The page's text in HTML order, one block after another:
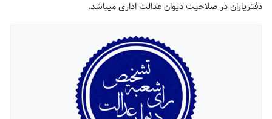
دفتریاران در صلاحیت دیوان عدالت اداری میباشد.